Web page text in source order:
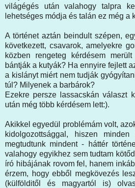
világégés után valahogy talpra
lehetséges módja és talán ez még a
A történet aztán beindult szépen,
következett, csavarok, amelyekre
közben rengeteg kérdésem
bántják a kutyák? Ha ennyire fejlett
a kislányt miért nem tudják
túl? Milyenek a barbárok?
Ezekre persze lassacskán választ
után még több kérdésem lett:).
Akikkel egyedül problémám volt,
kidolgozottsággal, hiszen minden
megtudtunk mindent - háttér
valahogy egyikhez sem tudtam
író hibájának rovom fel, hanem
érzem, hogy ebből megkövezés
(külfölditől és magyartól is)